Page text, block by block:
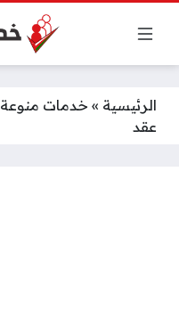
الرئيسية » خدمات منوعة
عقد